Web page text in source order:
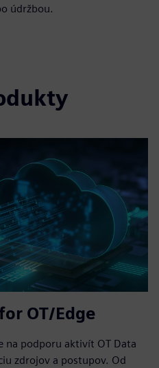
údržbou.
OT/Edge
na podporu aktivít OT Data
zdrojov a postupov. Od